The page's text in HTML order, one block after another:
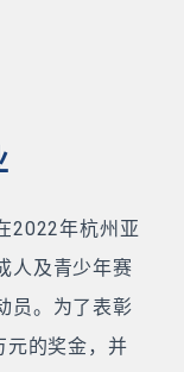
2022年杭州亚
人及青少年赛
员。为了表彰
元的奖金，并